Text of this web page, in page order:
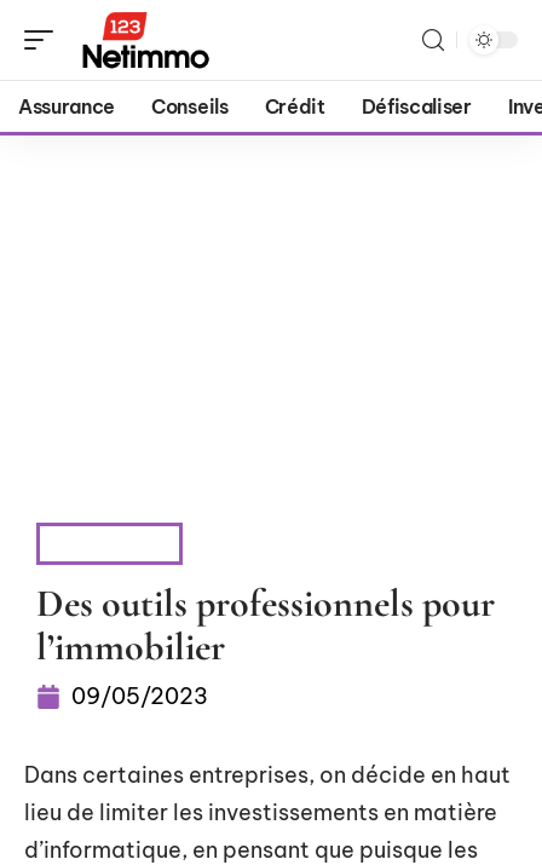
Assurance Conseils Crédit Défiscaliser
Des outils professionnels pour
l’immobilier
09/05/2023
Dans certaines entreprises, on décide en haut
lieu de limiter les investissements en matière
d’informatique, en pensant que puisque les